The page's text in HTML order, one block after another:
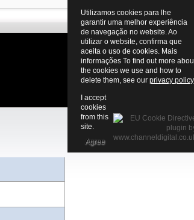
Utilizamos cookies para lhe
garantir uma melhor experiência
de navegação no website. Ao
utilizar o website, confirma que
aceita o uso de cookies. Mais
informações To find out more
the cookies we use and how to
delete them, see our privacy policy
I accept
cookies
from this
site.
Agree